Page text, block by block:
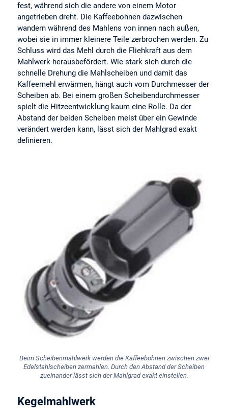
fest, während sich die andere von einem Motor
angetrieben dreht. Die Kaffeebohnen dazwischen
wandern während des Mahlens von innen nach außen,
wobei sie in immer kleinere Teile zerbrochen werden. Zu
Schluss wird das Mehl durch die Fliehkraft aus dem
Mahlwerk herausbefördert. Wie stark sich durch die
schnelle Drehung die Mahlscheiben und damit das
Kaffeemehl erwärmen, hängt auch vom Durchmesser der
Scheiben ab. Bei einem großen Scheibendurchmesser
spielt die Hitzeentwicklung kaum eine Rolle. Da der
Abstand der beiden Scheiben meist über ein Gewinde
verändert werden kann, lässt sich der Mahlgrad exakt
definieren.
Beim Scheibenmahlwerk werden die Kaffeebohnen zwischen zwei
Edelstahlscheiben zermahlen. Durch den Abstand der Scheiben
zueinander lässt sich der Mahlgrad exakt einstellen.
Kegelmahlwerk